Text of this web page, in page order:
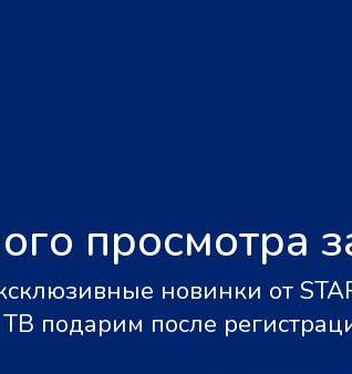
просмотра
новинки от
подарим после